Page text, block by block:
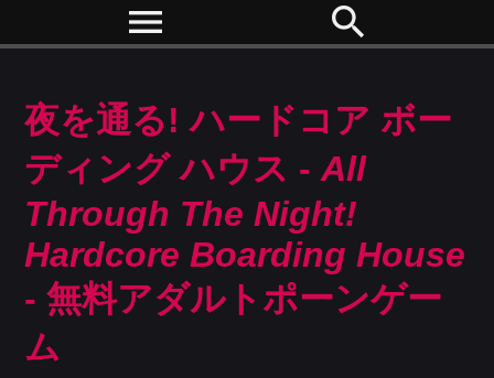
menu search
夜を通る! ハードコア ボー
ディング ハウス -All
Through The Night!
Hardcore Boarding House
- 無料アダルトポーンゲー
ム